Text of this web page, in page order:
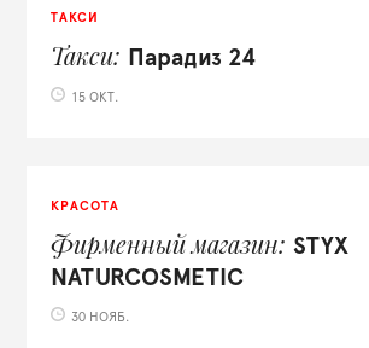
ТАКСИ
Такси Парадиз 24
15 ОКТ.
КРАСОТА
Фирменный магазин
STYX
NATURCOSMETIC
30 НОЯБ.